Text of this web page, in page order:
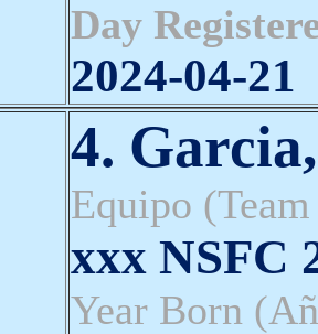
Day
2024-04-21
4.
Equipo
xxx NSFC
Year Born